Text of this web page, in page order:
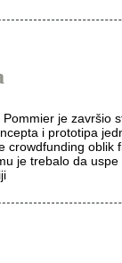
je završio
i prototipa
crowdfunding oblik
je trebalo da